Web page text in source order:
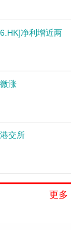
净利增近两
涨
交所
更多